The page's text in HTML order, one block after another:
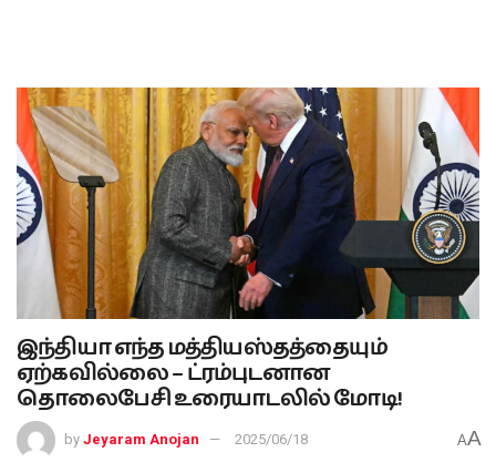
இந்தியா எந்த மத்தியஸ்தத்தையும்
ஏற்கவில்லை – ட்ரம்புடனான
தொலைபேசி உரையாடலில் மோடி!
by Jeyaram Anojan 2025/06/18 AA